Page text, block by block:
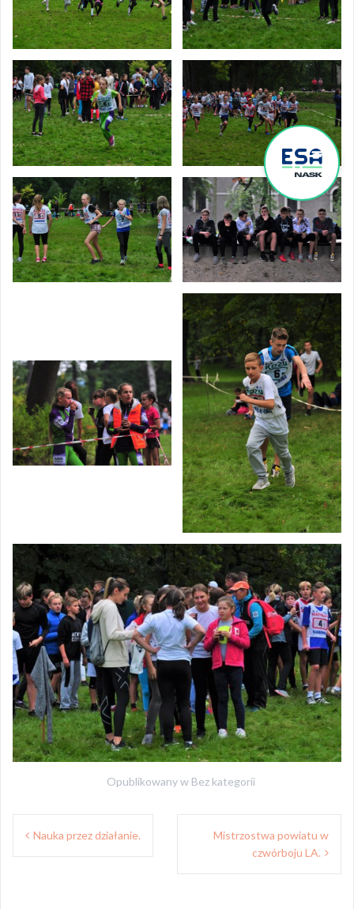
Opublikowany w Bez kategorii
Nawigacja
Nauka przez działanie.
Mistrzostwa powiatu w
czwórboju LA.